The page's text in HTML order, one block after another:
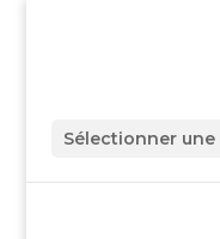
Sélectionner une